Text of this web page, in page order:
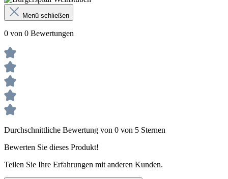
Menü schließen
0 von 0 Bewertungen
Durchschnittliche Bewertung von 0 von 5 Sternen
Bewerten Sie dieses Produkt!
Teilen Sie Ihre Erfahrungen mit anderen Kunden.